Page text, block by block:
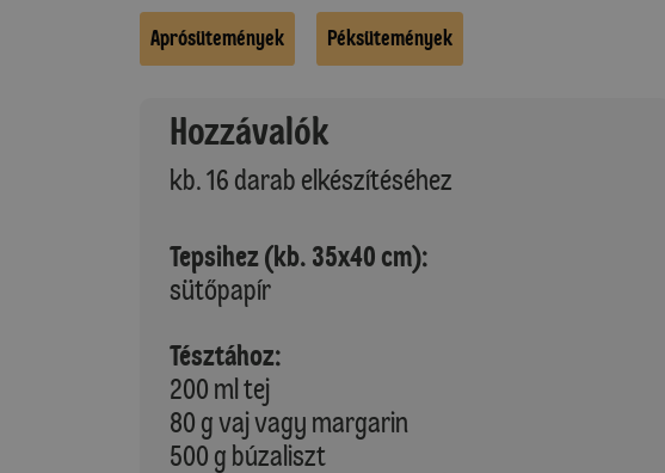
Aprósütemények Péksütemények
Hozzávalók
kb. 16 darab elkészítéséhez
Tepsihez (kb. 35x40 cm):
sütőpapír
Tésztához:
200 ml tej
80 g vaj vagy margarin
500 g búzaliszt